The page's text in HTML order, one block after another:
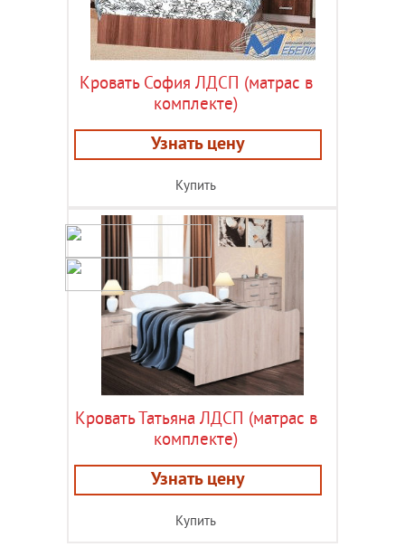
Кровать София ЛДСП (матрас в
комплекте)
Узнать цену
Купить
Кровать Татьяна ЛДСП (матрас в
комплекте)
Узнать цену
Купить